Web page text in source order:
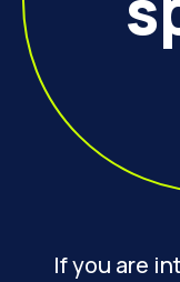
If you are